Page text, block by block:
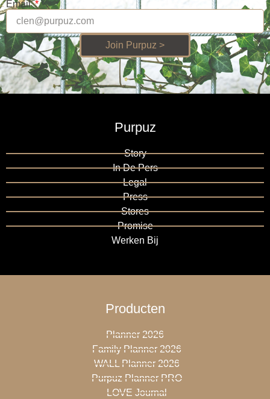
Email
Join Purpuz >
Purpuz
Story
In De Pers
Legal
Press
Stores
Promise
Werken Bij
Producten
Planner 2026
Family Planner 2026
WALL Planner 2026
Purpuz Planner PRO
LOVE Journal